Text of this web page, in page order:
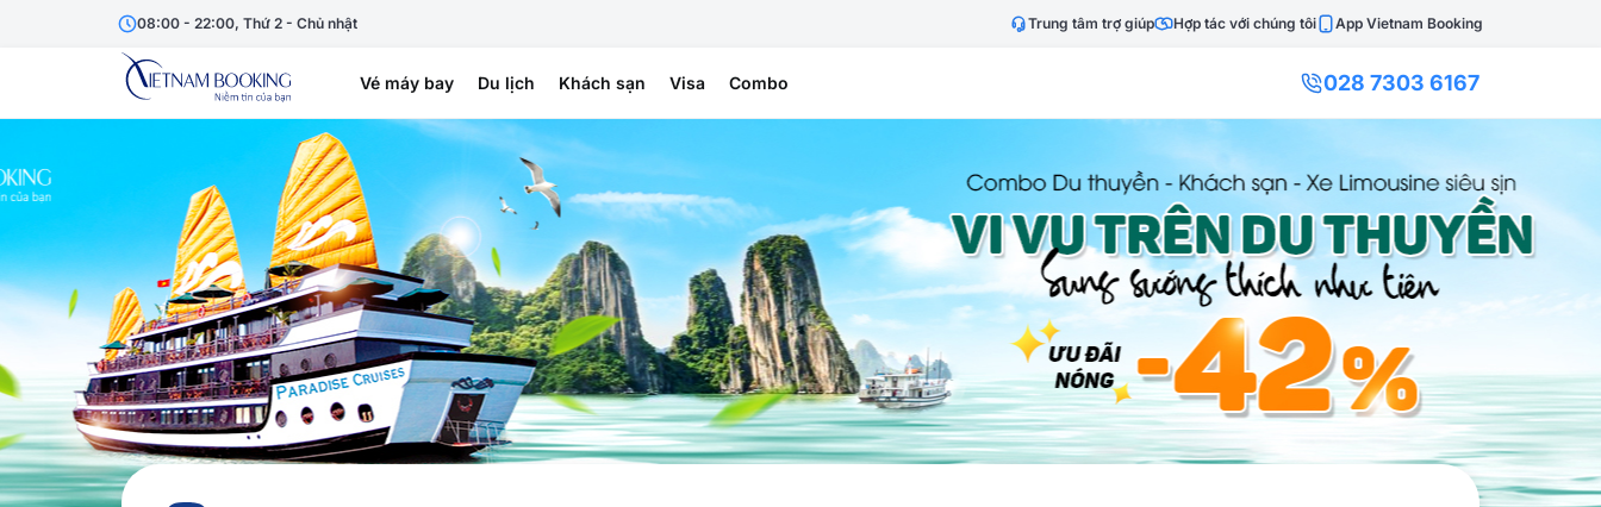
08:00 - 22:00, Thứ 2 - Chủ nhật Trung tâm trợ giúp Hợp tác với chúng tôi App Vietnam Booking
Vé máy bay Du lịch Khách sạn Visa Combo 028 7303 6167